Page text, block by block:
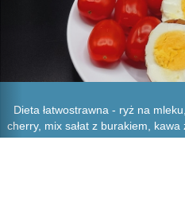
Dieta łatwostrawna - ryż na
cherry, mix sałat z burakiem,